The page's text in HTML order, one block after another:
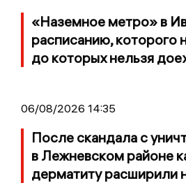
«Наземное метро» в
расписанию, которого
до которых нельзя
06/08/2026 14:35
После скандала с
в Лежневском районе
дерматиту расширили